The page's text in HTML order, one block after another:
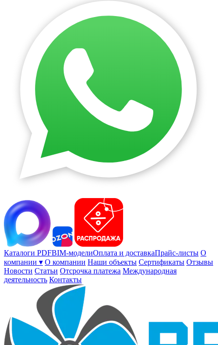
Каталоги PDFBIM-моделиОплата и доставкаПрайс-листы О
компании ▾ О компании Наши объекты Сертификаты Отзывы
Новости Статьи Отсрочка платежа Международная
деятельность Контакты